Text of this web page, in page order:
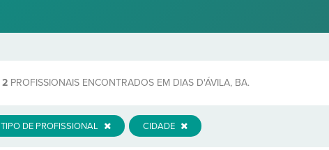
2 PROFISSIONAIS ENCONTRADOS EM DIAS D'ÁVILA, BA.
TIPO DE PROFISSIONAL CIDADE